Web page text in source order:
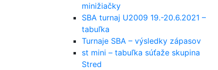
minižiačky
SBA turnaj U2009 19.-20.6.2021 –
tabuľka
Turnaje SBA – výsledky zápasov
st mini – tabuľka súťaže skupina
Stred